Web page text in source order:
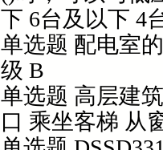
下 6台及以下 4
单选题 配电室
级 B
单选题 高层建
口 乘坐客梯 从